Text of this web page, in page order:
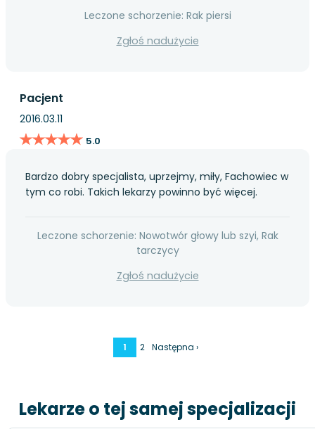
Leczone schorzenie: Rak piersi
Zgłoś nadużycie
Pacjent
2016.03.11
★★★★★
★★★★★ 5.0
Bardzo dobry specjalista, uprzejmy, miły, Fachowiec w
tym co robi. Takich lekarzy powinno być więcej.
Leczone schorzenie: Nowotwór głowy lub szyi, Rak
tarczycy
Zgłoś nadużycie
1 2 Następna ›
Lekarze o tej samej specjalizacji